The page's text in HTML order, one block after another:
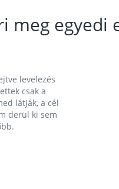
meg egyedi
levelezés
csak a
látják, a cél
derül ki sem